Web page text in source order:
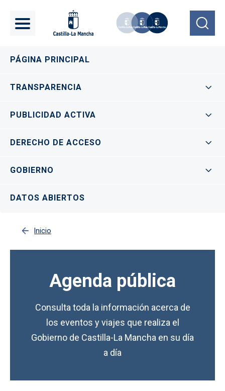
Navegación principal
PÁGINA PRINCIPAL
TRANSPARENCIA
PUBLICIDAD ACTIVA
DERECHO DE ACCESO
GOBIERNO
DATOS ABIERTOS
Inicio
Agenda pública
Consulta toda la información acerca de
los eventos y viajes que realiza el
Gobierno de Castilla-La Mancha en su día
a día